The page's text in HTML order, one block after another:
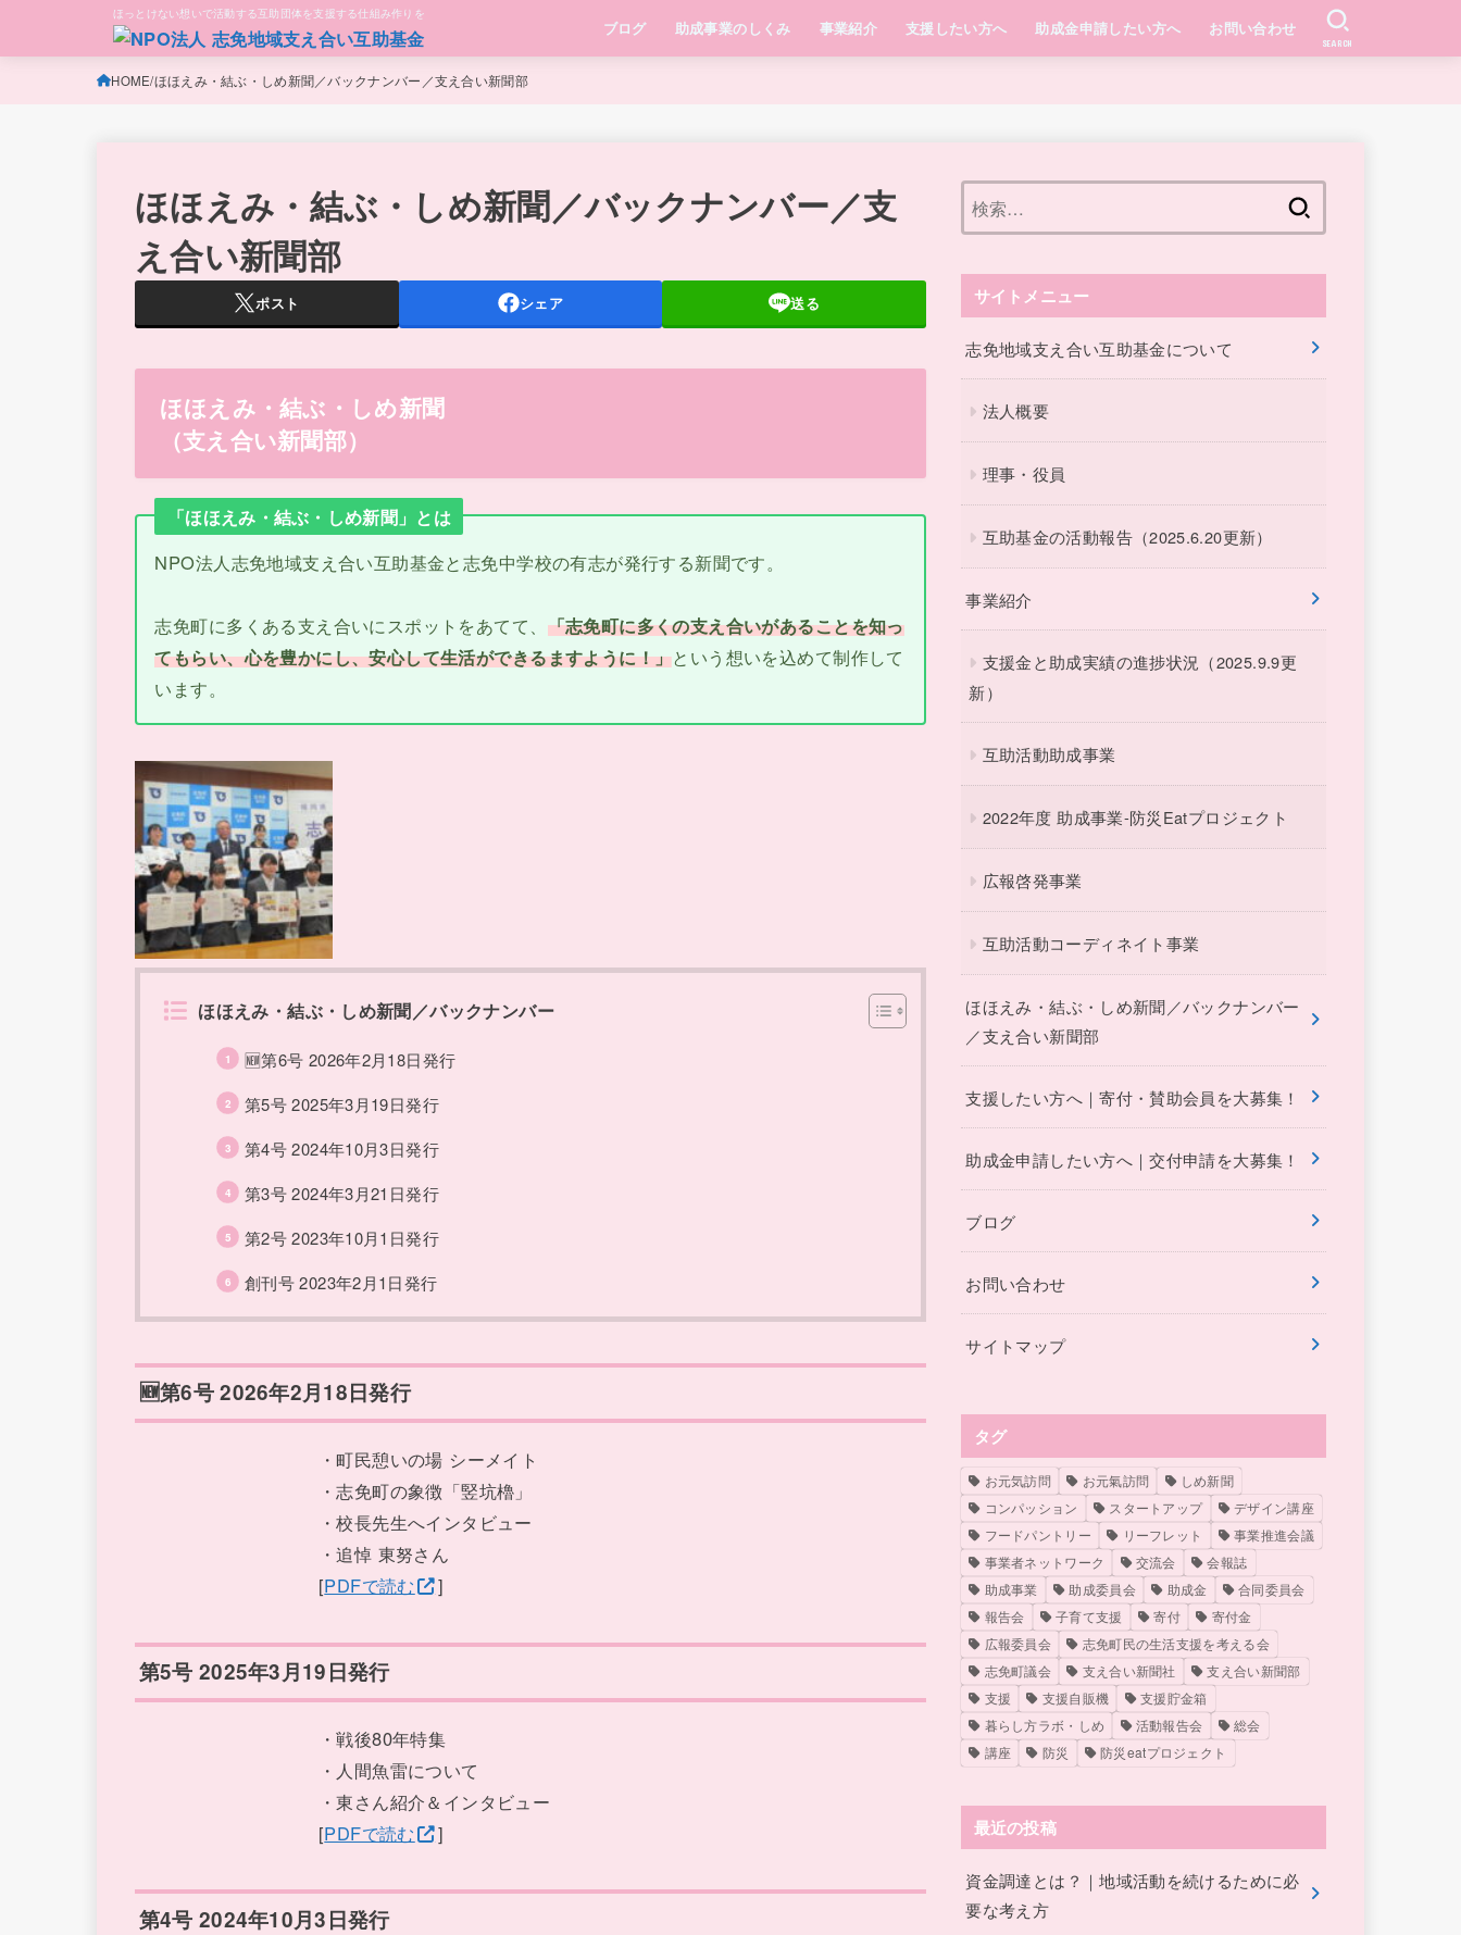
ほっとけない想いで活動する互助団体を支援する仕組み作りを
ブログ 助成事業のしくみ 事業紹介 支援したい方へ 助成金申請したい方へ お問い合わせ
SEARCH
HOME ほほえみ・結ぶ・しめ新聞／バックナンバー／支え合い新聞部
ほほえみ・結ぶ・しめ新聞／バックナンバー／支
え合い新聞部
ポスト シェア 送る
ほほえみ・結ぶ・しめ新聞
（支え合い新聞部）
「ほほえみ・結ぶ・しめ新聞」とは
NPO法人志免地域支え合い互助基金と志免中学校の有志が発行する新聞です。
志免町に多くある支え合いにスポットをあてて、 「志免町に多くの支え合いがあることを知っ
てもらい、心を豊かにし、安心して生活ができるますように！」という想いを込めて制作して
います。
ほほえみ・結ぶ・しめ新聞／バックナンバー
🆕第6号 2026年2月18日発行
第5号 2025年3月19日発行
第4号 2024年10月3日発行
第3号 2024年3月21日発行
第2号 2023年10月1日発行
創刊号 2023年2月1日発行
🆕第6号 2026年2月18日発行
・町民憩いの場 シーメイト
・志免町の象徴「竪坑櫓」
・校長先生へインタビュー
・追悼 東努さん
[PDFで読む ]
第5号 2025年3月19日発行
・戦後80年特集
・人間魚雷について
・東さん紹介＆インタビュー
[PDFで読む ]
第4号 2024年10月3日発行
サイトメニュー
志免地域支え合い互助基金について
法人概要
理事・役員
互助基金の活動報告（2025.6.20更新）
事業紹介
支援金と助成実績の進捗状況（2025.9.9更
新）
互助活動助成事業
2022年度 助成事業-防災Eatプロジェクト
広報啓発事業
互助活動コーディネイト事業
ほほえみ・結ぶ・しめ新聞／バックナンバー
／支え合い新聞部
支援したい方へ｜寄付・賛助会員を大募集！
助成金申請したい方へ｜交付申請を大募集！
ブログ
お問い合わせ
サイトマップ
タグ
お元気訪問 お元氣訪問
しめ新聞
コンパッション
スタートアップ
デザイン講座
フードパントリー
リーフレット
事業推進会議
事業者ネットワーク
交流会
会報誌
助成事業
助成委員会 助成金
合同委員会
報告会
子育て支援 寄付
寄付金
広報委員会
志免町民の生活支援を考える会
志免町議会
支え合い新聞社
支え合い新聞部
支援
支援自販機
支援貯金箱
暮らし方ラボ・しめ
活動報告会
総会
講座
防災 防災eatプロジェクト
最近の投稿
資金調達とは？｜地域活動を続けるために必
要な考え方